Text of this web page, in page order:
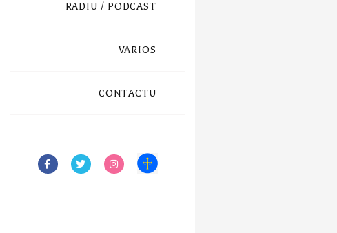
RADIU / PODCAST
VARIOS
CONTACTU